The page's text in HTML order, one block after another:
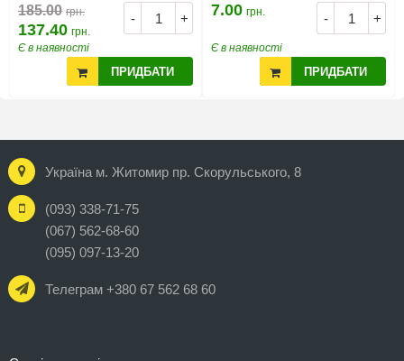
- +
185.00 грн.
137.40 грн.
Є в наявності
ПРИДБАТИ
- +
7.00 грн.
Є в наявності
ПРИДБАТИ
Україна м. Житомир пр. Скорульського, 8
(093) 338-71-75
(067) 562-68-60
(095) 097-13-20
Телеграм +380 67 562 68 60